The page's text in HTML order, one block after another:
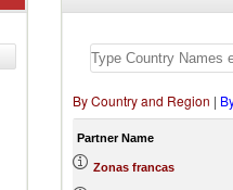
By Country and Region |
Partner Name
Zonas francas